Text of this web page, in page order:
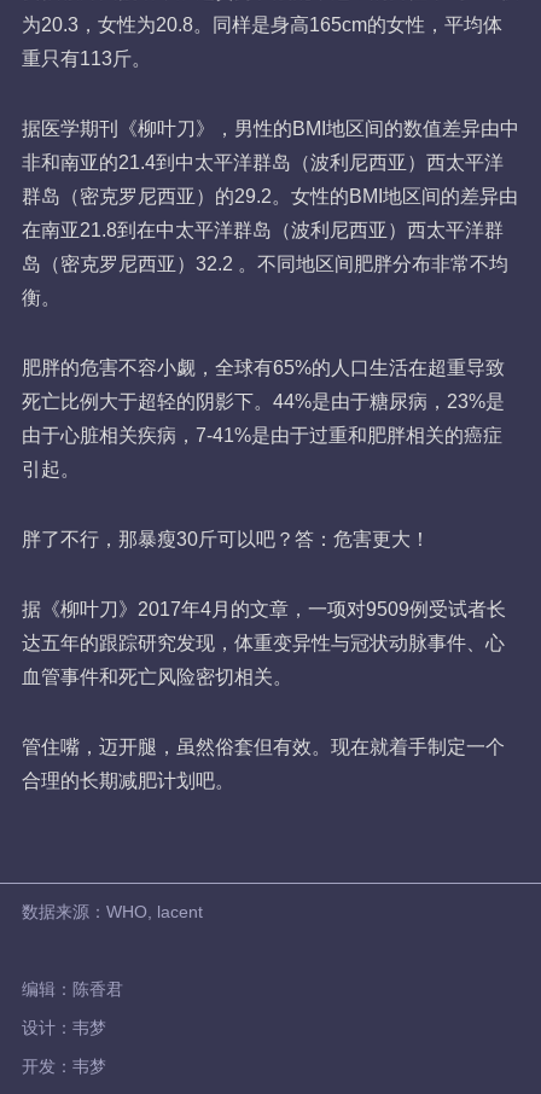
为20.3，女性为20.8。同样是身高165cm的女性，平均体
重只有113斤。
据医学期刊《柳叶刀》，男性的BMI地区间的数值差异由中
非和南亚的21.4到中太平洋群岛（波利尼西亚）西太平洋
群岛（密克罗尼西亚）的29.2。女性的BMI地区间的差异由
在南亚21.8到在中太平洋群岛（波利尼西亚）西太平洋群
岛（密克罗尼西亚）32.2 。不同地区间肥胖分布非常不均
衡。
肥胖的危害不容小觑，全球有65%的人口生活在超重导致
死亡比例大于超轻的阴影下。44%是由于糖尿病，23%是
由于心脏相关疾病，7-41%是由于过重和肥胖相关的癌症
引起。
胖了不行，那暴瘦30斤可以吧？答：危害更大！
据《柳叶刀》2017年4月的文章，一项对9509例受试者长
达五年的跟踪研究发现，体重变异性与冠状动脉事件、心
血管事件和死亡风险密切相关。
管住嘴，迈开腿，虽然俗套但有效。现在就着手制定一个
合理的长期减肥计划吧。
数据来源：WHO, lacent
编辑：陈香君
设计：韦梦
开发：韦梦